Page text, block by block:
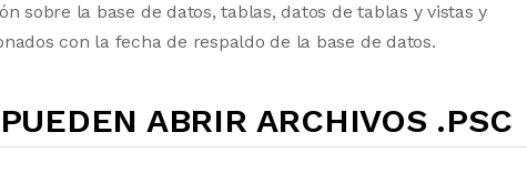
sobre la base de datos, tablas, datos de tablas y vistas y
con la fecha de respaldo de la base de datos.
ABRIR ARCHIVOS .PSC